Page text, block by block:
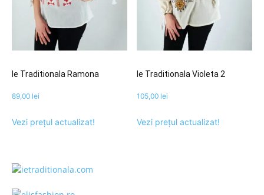
Ie Traditionala Ramona
89,00 lei
Vezi prețul actualizat!
Ie Traditionala Violeta 2
105,00 lei
Vezi prețul actualizat!